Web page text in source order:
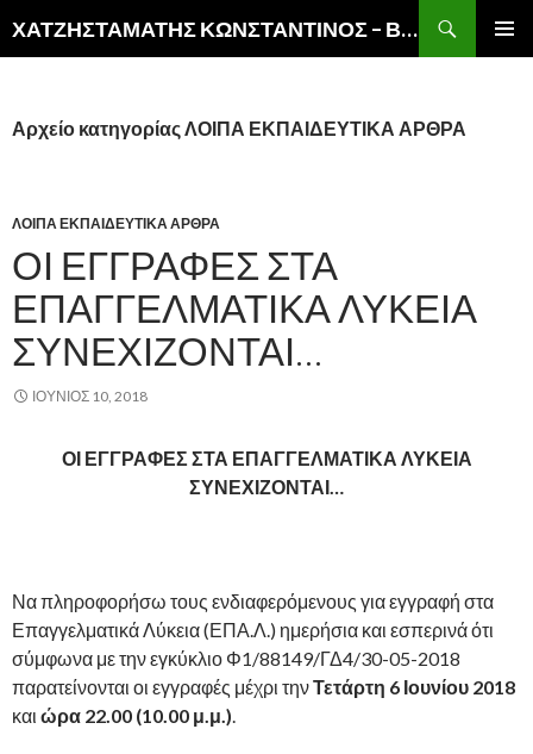
ΧΑΤΖΗΣΤΑΜΑΤΗΣ ΚΩΝΣΤΑΝΤΙΝΟΣ – ΒΙΚΤΩΡ
Αρχείο κατηγορίας ΛΟΙΠΑ ΕΚΠΑΙΔΕΥΤΙΚΑ ΑΡΘΡΑ
ΛΟΙΠΑ ΕΚΠΑΙΔΕΥΤΙΚΑ ΑΡΘΡΑ
ΟΙ ΕΓΓΡΑΦΕΣ ΣΤΑ
ΕΠΑΓΓΕΛΜΑΤΙΚΑ ΛΥΚΕΙΑ
ΣΥΝΕΧΙΖΟΝΤΑΙ…
ΙΟΎΝΙΟΣ 10, 2018
ΟΙ ΕΓΓΡΑΦΕΣ ΣΤΑ ΕΠΑΓΓΕΛΜΑΤΙΚΑ ΛΥΚΕΙΑ
ΣΥΝΕΧΙΖΟΝΤΑΙ…
Να πληροφορήσω τους ενδιαφερόμενους για εγγραφή στα
Επαγγελματικά Λύκεια (ΕΠΑ.Λ.) ημερήσια και εσπερινά ότι
σύμφωνα με την εγκύκλιο Φ1/88149/ΓΔ4/30-05-2018
παρατείνονται οι εγγραφές μέχρι τηνΤετάρτη 6 Ιουνίου 2018
και ώρα 22.00 (10.00 μ.μ.).